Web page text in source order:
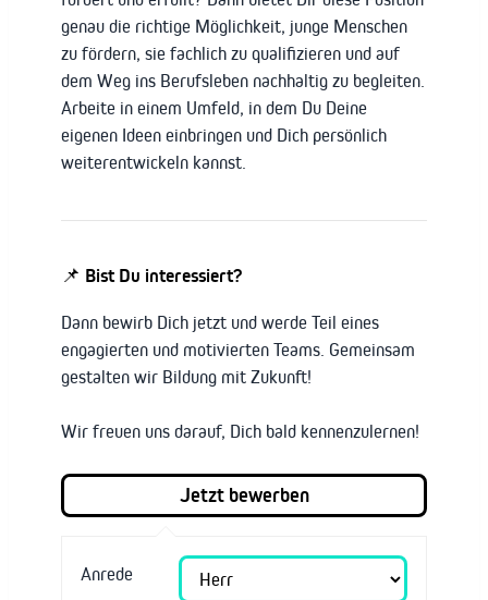
genau die richtige Möglichkeit, junge Menschen
zu fördern, sie fachlich zu qualifizieren und auf
dem Weg ins Berufsleben nachhaltig zu begleiten.
Arbeite in einem Umfeld, in dem Du Deine
eigenen Ideen einbringen und Dich persönlich
weiterentwickeln kannst.
📌 Bist Du interessiert?
Dann bewirb Dich jetzt und werde Teil eines
engagierten und motivierten Teams. Gemeinsam
gestalten wir Bildung mit Zukunft!
Wir freuen uns darauf, Dich bald kennenzulernen!
Anrede